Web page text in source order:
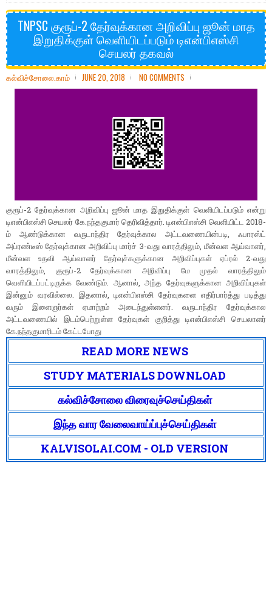
TNPSC குரூப்-2 தேர்வுக்கான அறிவிப்பு ஜூன் மாத
இறுதிக்குள் வெளியிடப்படும் டிஎன்பிஎஸ்சி
செயலர் தகவல்
கல்விச்சோலை.காம் JUNE 20, 2018 NO COMMENTS
குரூப்-2 தேர்வுக்கான அறிவிப்பு ஜூன் மாத இறுதிக்குள் வெளியிடப்படும் என்று
டிஎன்பிஎஸ்சி செயலர் கே.நந்தகுமார் தெரிவித்தார். டிஎன்பிஎஸ்சி வெளியிட்ட 2018-
ம் ஆண்டுக்கான வருடாந்திர தேர்வுக்கால அட்டவணையின்படி, ஃபாரஸ்ட்
அப்ரண்டீஸ் தேர்வுக்கான அறிவிப்பு மார்ச் 3-வது வாரத்திலும், மீன்வள ஆய்வாளர்,
மீன்வள உதவி ஆய்வாளர் தேர்வுச்களுக்கான அறிவிப்புகள் ஏப்ரல் 2-வது
வாரத்திலும், குரூப்-2 தேர்வுக்கான அறிவிப்பு மே முதல் வாரத்திலும்
வெளியிடப்பட்டிருக்க வேண்டும். ஆனால், அந்த தேர்வுகளுக்கான அறிவிப்புகள்
இன்னும் வரவில்லை. இதனால், டிஎன்பிஎஸ்சி தேர்வுகளை எதிர்பார்த்து படித்து
வரும் இளைஞர்கள் ஏமாற்றம் அடைந்துள்ளனர். வருடாந்திர தேர்வுக்கால
அட்டவணையில் இடம்பெற்றுள்ள தேர்வுகள் குறித்து டிஎன்பிஎஸ்சி செயலாளர்
கே.நந்தகுமாரிடம் கேட்டபோது
READ MORE NEWS
STUDY MATERIALS DOWNLOAD
கல்விச்சோலை விரைவுச்செய்திகள்
இந்த வார வேலைவாய்ப்புச்செய்திகள்
KALVISOLAI.COM - OLD VERSION